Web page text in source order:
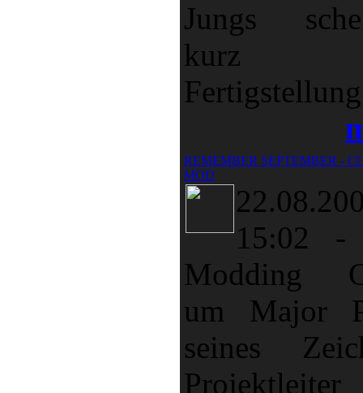
Jungs
kurz
REMEMBER SEPTEMBER -
MOD
15:02
Modding
um Major
seines